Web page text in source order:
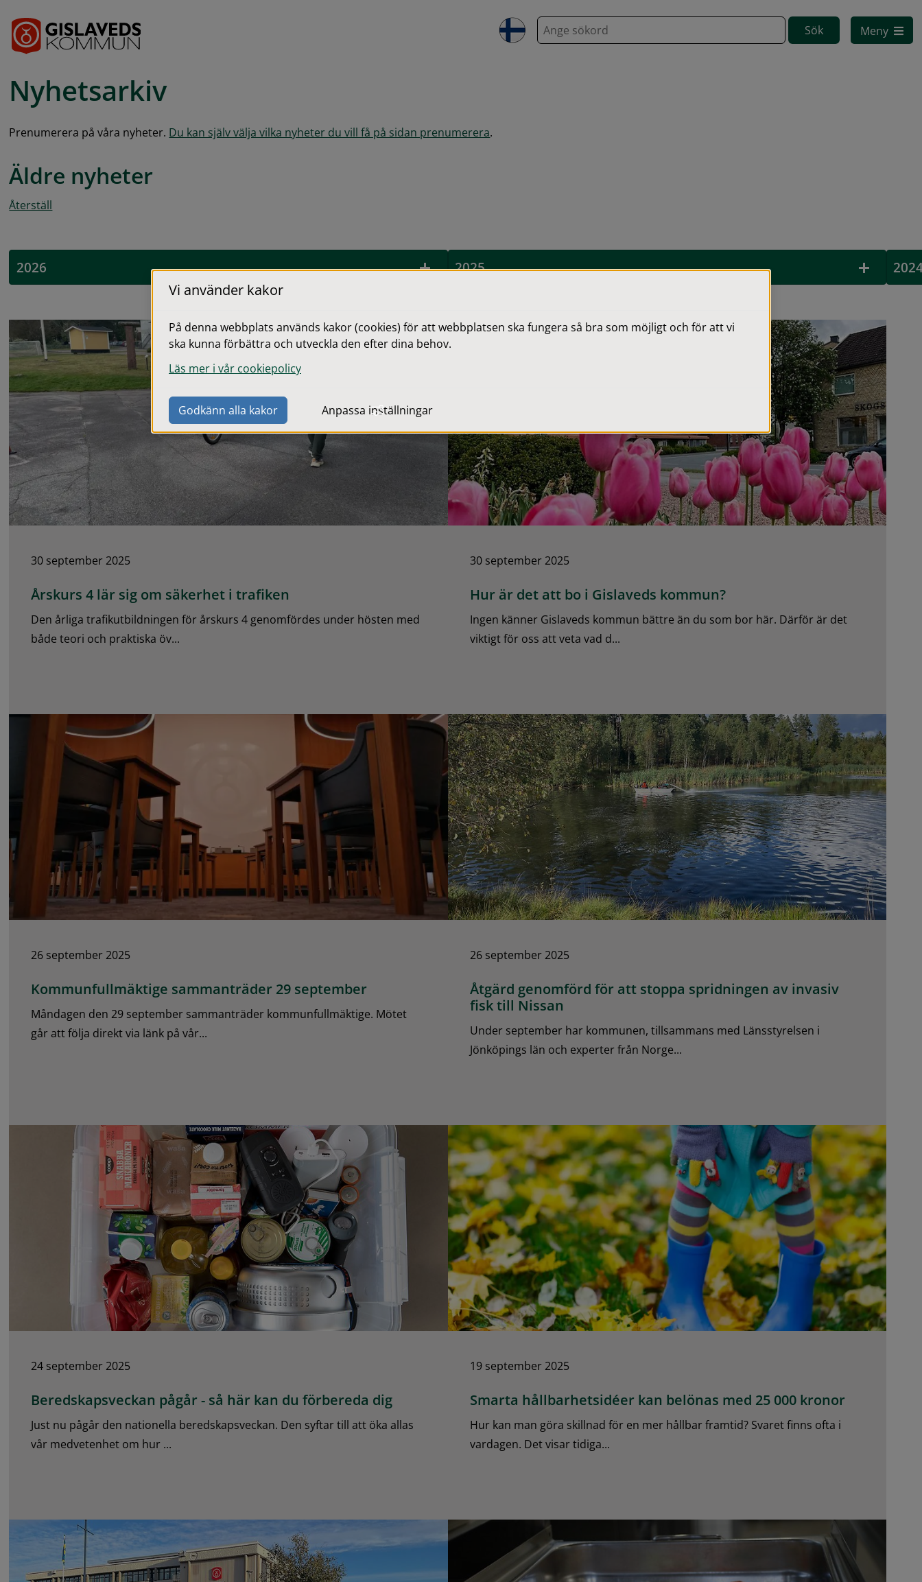
S
ö
Meny
Nyhetsarkiv
Prenumerera på våra nyheter. Du kan själv välja vilka nyheter du vill få på sidan prenumerera.
Äldre nyheter
Återställ
2026 2025
30 september 2025
Årskurs 4 lär sig om säkerhet i trafiken
Den årliga trafikutbildningen för årskurs 4 genomfördes under hösten med
både teori och praktiska öv...
30 september 2025
Hur är det att bo i Gislaveds kommun?
Ingen känner Gislaveds kommun bättre än du som bor här. Därför är det
viktigt för oss att veta vad d...
26 september 2025
Kommunfullmäktige sammanträder 29 september
Måndagen den 29 september sammanträder kommunfullmäktige. Mötet
går att följa direkt via länk på vår...
26 september 2025
Åtgärd genomförd för att stoppa spridningen av invasiv
fisk till Nissan
Under september har kommunen, tillsammans med Länsstyrelsen i
Jönköpings län och experter från Norge...
24 september 2025
Beredskapsveckan pågår - så här kan du förbereda dig
Just nu pågår den nationella beredskapsveckan. Den syftar till att öka allas
vår medvetenhet om hur ...
19 september 2025
Smarta hållbarhetsidéer kan belönas med 25 000 kronor
Hur kan man göra skillnad för en mer hållbar framtid? Svaret finns ofta i
vardagen. Det visar tidiga...
Vi använder kakor
På denna webbplats används kakor (cookies) för att webbplatsen ska fungera så bra som möjligt och för att vi
ska kunna förbättra och utveckla den efter dina behov.
Läs mer i vår cookiepolicy
Godkänn alla kakor Anpassa inställningar